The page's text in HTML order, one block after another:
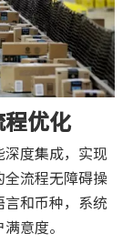
优化
度集成，实现
流程无障碍操
和币种，系统
意度。